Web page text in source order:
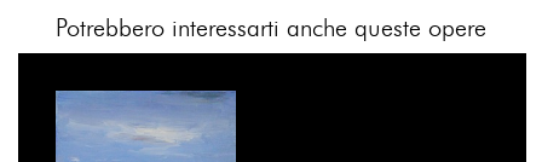
Potrebbero interessarti anche queste opere